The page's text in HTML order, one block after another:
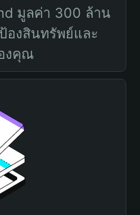
มูลค่า 300 ล้าน
องสินทรัพย์และ
งคุณ